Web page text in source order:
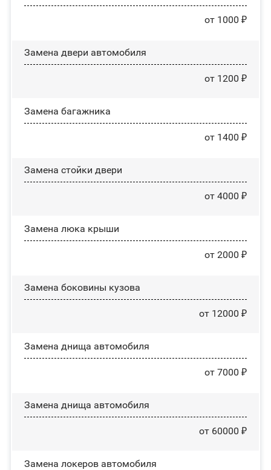
от 1000 ₽
Замена двери автомобиля
от 1200 ₽
Замена багажника
от 1400 ₽
Зaмeнa cтoйĸи двepи
от 4000 ₽
Зaмeнa люĸa ĸpыши
от 2000 ₽
Замена боковины кузова
от 12000 ₽
Замена днища автомобиля
от 7000 ₽
Замена днища автомобиля
от 60000 ₽
Замена лoĸepoв автомобиля